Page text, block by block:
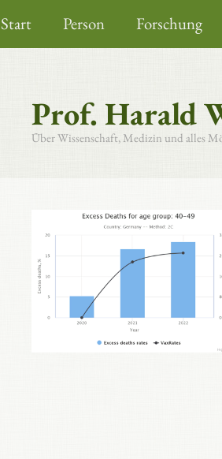
Inhalt
springen
Start Person Forschung
Prof. Harald
Über Wissenschaft, Medizin und alles